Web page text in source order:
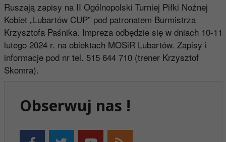
Ruszają zapisy na II Ogólnopolski Turniej Piłki Nożnej
Kobiet „Lubartów CUP” pod patronatem Burmistrza
Krzysztofa Paśnika. Impreza odbędzie się w dniach 10-11
lutego 2024 r. na obiektach MOSiR Lubartów. Zapisy i
informacje pod nr tel. 515 644 710 (trener Krzysztof
Skomra).
Obserwuj nas !